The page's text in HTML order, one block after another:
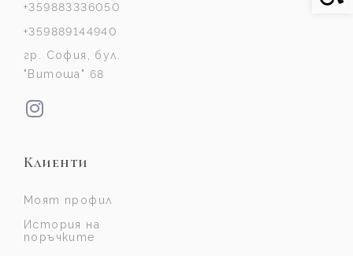
+359883336050
+359889144940
гр. София, бул.
"Витоша" 68
Клиенти
Моят профил
История на
поръчките